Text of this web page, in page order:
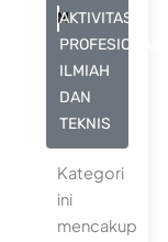
M
AKTIVITAS
PROFESIONAL,
ILMIAH
DAN
TEKNIS
Kategori
ini
mencakup